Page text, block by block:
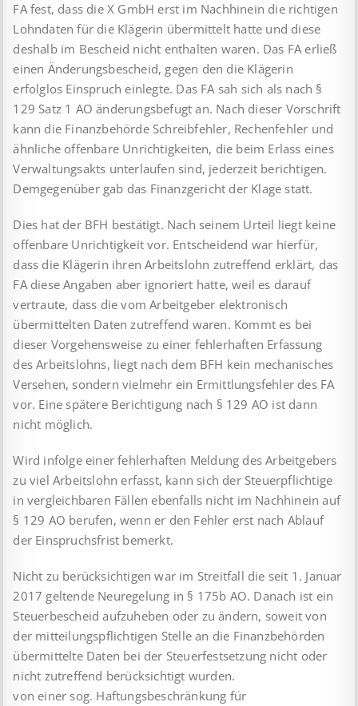
FA fest, dass die X GmbH erst im Nachhinein die richtigen
Lohndaten für die Klägerin übermittelt hatte und diese
deshalb im Bescheid nicht enthalten waren. Das FA erließ
einen Änderungsbescheid, gegen den die Klägerin
erfolglos Einspruch einlegte. Das FA sah sich als nach §
129 Satz 1 AO änderungsbefugt an. Nach dieser Vorschrift
kann die Finanzbehörde Schreibfehler, Rechenfehler und
ähnliche offenbare Unrichtigkeiten, die beim Erlass eines
Verwaltungsakts unterlaufen sind, jederzeit berichtigen.
Demgegenüber gab das Finanzgericht der Klage statt.
Dies hat der BFH bestätigt. Nach seinem Urteil liegt keine
offenbare Unrichtigkeit vor. Entscheidend war hierfür,
dass die Klägerin ihren Arbeitslohn zutreffend erklärt, das
FA diese Angaben aber ignoriert hatte, weil es darauf
vertraute, dass die vom Arbeitgeber elektronisch
übermittelten Daten zutreffend waren. Kommt es bei
dieser Vorgehensweise zu einer fehlerhaften Erfassung
des Arbeitslohns, liegt nach dem BFH kein mechanisches
Versehen, sondern vielmehr ein Ermittlungsfehler des FA
vor. Eine spätere Berichtigung nach § 129 AO ist dann
nicht möglich.
Wird infolge einer fehlerhaften Meldung des Arbeitgebers
zu viel Arbeitslohn erfasst, kann sich der Steuerpflichtige
in vergleichbaren Fällen ebenfalls nicht im Nachhinein auf
§ 129 AO berufen, wenn er den Fehler erst nach Ablauf
der Einspruchsfrist bemerkt.
Nicht zu berücksichtigen war im Streitfall die seit 1. Januar
2017 geltende Neuregelung in § 175b AO. Danach ist ein
Steuerbescheid aufzuheben oder zu ändern, soweit von
der mitteilungspflichtigen Stelle an die Finanzbehörden
übermittelte Daten bei der Steuerfestsetzung nicht oder
nicht zutreffend berücksichtigt wurden.
von einer sog. Haftungsbeschränkung für